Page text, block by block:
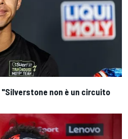
"Silverstone non è un circuito